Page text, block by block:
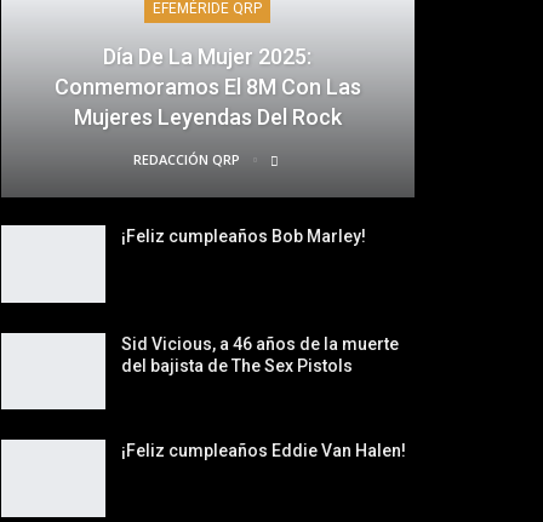
EFEMÉRIDE QRP
Día De La Mujer 2025:
Conmemoramos El 8M Con Las
Mujeres Leyendas Del Rock
REDACCIÓN QRP
¡Feliz cumpleaños Bob Marley!
Sid Vicious, a 46 años de la muerte
del bajista de The Sex Pistols
¡Feliz cumpleaños Eddie Van Halen!